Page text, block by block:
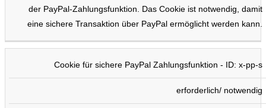
der PayPal-Zahlungsfunktion. Das Cookie ist notwendig, damit
eine sichere Transaktion über PayPal ermöglicht werden kann.
Cookie für sichere PayPal Zahlungsfunktion - ID: x-pp-s
erforderlich/ notwendig